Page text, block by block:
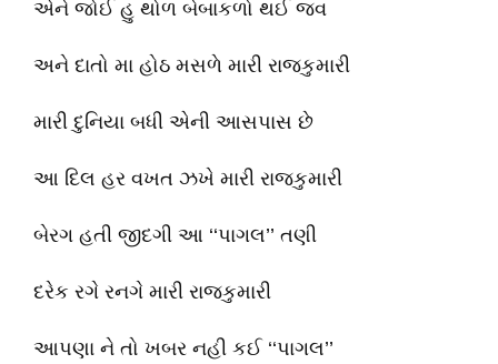
એને જોઈ હુ થોળ બેબાકળો થઈ જવ
અને દાતો મા હોઠ મસળે મારી રાજકુમારી
મારી દુનિયા બધી એની આસપાસ છે
આ દિલ હર વખત ઝખે મારી રાજકુમારી
બેરગ હતી જીદગી આ ‘‘પાગલ’’ તણી
દરેક રગે રનગે મારી રાજકુમારી
આપણા ને તો ખબર નહી કઈ ‘‘પાગલ’’